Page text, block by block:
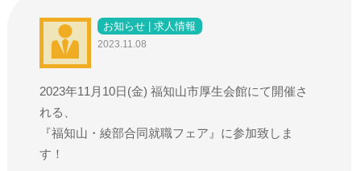
お知らせ | 求人情報
2023.11.08
2023年11月10日(金) 福知山市厚生会館にて開催さ
れる、
『福知山・綾部合同就職フェア』に参加致しま
す！